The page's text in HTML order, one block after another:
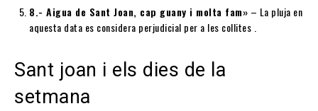
8.- Aigua de Sant Joan, cap guany i molta fam» – La pluja en
aquesta data es considera perjudicial per a les collites .
Sant joan i els dies de la
setmana